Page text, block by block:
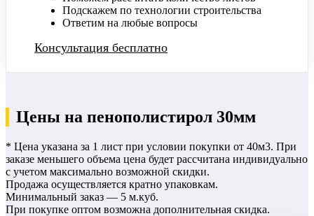
Подскажем по технологии строительства
Ответим на любые вопросы
Консультация бесплатно
Цены на пенополистирол 30мм
* Цена указана за 1 лист при условии покупки от 40м3. При
заказе меньшего объема цена будет рассчитана индивидуально
с учетом максимально возможной скидки.
Продажа осуществляется кратно упаковкам.
Минимальный заказ — 5 м.куб.
При покупке оптом возможна дополнительная скидка.